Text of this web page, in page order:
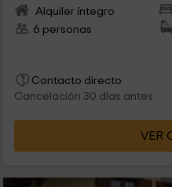
Alquiler íntegro
6 personas
Contacto directo
Cancelación 30 días antes
VER